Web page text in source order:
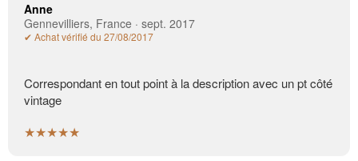
Anne
Gennevilliers, France · sept. 2017
✔ Achat vérifié du 27/08/2017
Correspondant en tout point à la description avec un pt côté
vintage
★★★★★